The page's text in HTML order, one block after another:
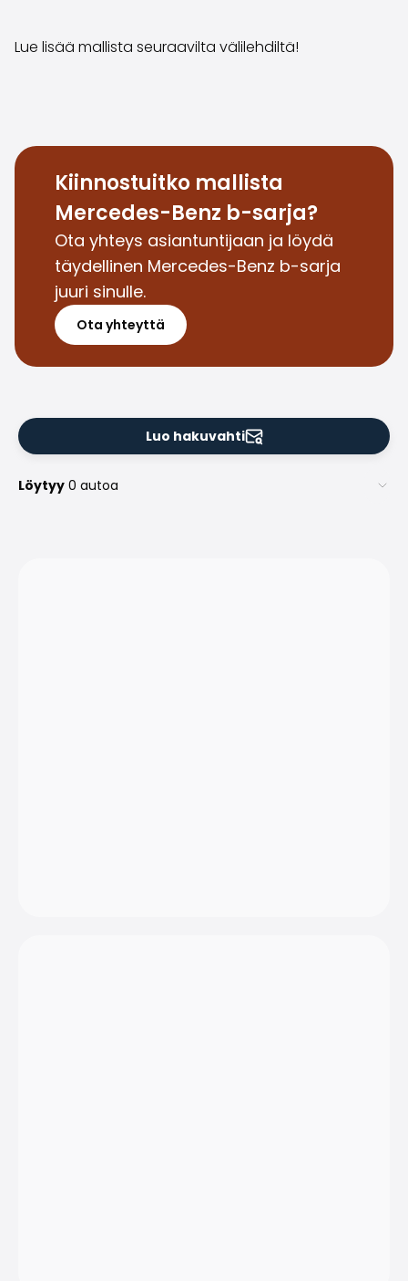
Auton ostaminen etänä
Saka Finland Oy
Hallinto
Ostotiimi
Yhteydenotto
Rekrytointi
Laskutustiedot
Medialle
Kokemuksia Sakasta
Reklamaatiot
Lue lisää mallista seuraavilta välilehdiltä!
Kiinnostuitko mallista
Mercedes-Benz b-sarja?
Ota yhteys asiantuntijaan ja löydä
täydellinen Mercedes-Benz b-sarja
juuri sinulle.
Ota yhteyttä
Luo hakuvahti
Löytyy 0 autoa